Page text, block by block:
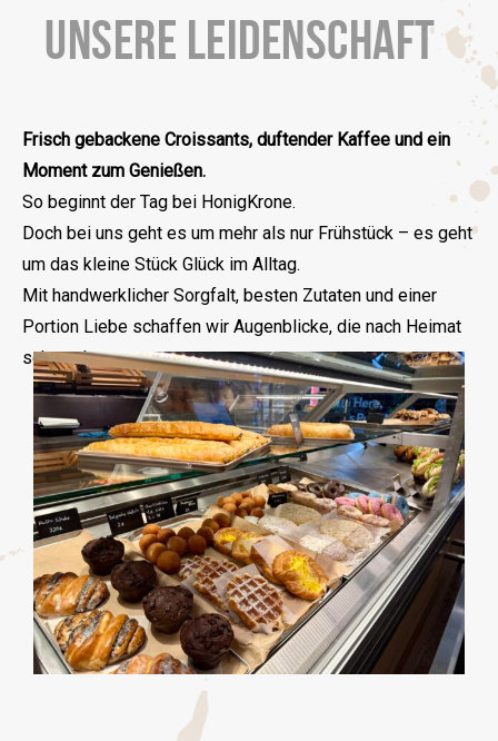
UNSERE LEIDENSCHAFT
Frisch gebackene Croissants, duftender Kaffee und ein
Moment zum Genießen.
So beginnt der Tag bei HonigKrone.
Doch bei uns geht es um mehr als nur Frühstück – es geht
um das kleine Stück Glück im Alltag.
Mit handwerklicher Sorgfalt, besten Zutaten und einer
Portion Liebe schaffen wir Augenblicke, die nach Heimat
schmecken.